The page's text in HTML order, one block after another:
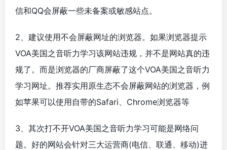
信和QQ会屏蔽一些未备案或敏感站点。
2、建议使用不会屏蔽网址的浏览器。如果浏览器提示
VOA美国之音听力学习该网站违规，并不是网站真的违
规了。而是浏览器的厂商屏蔽了这个VOA美国之音听力
学习网址。推荐实用原生态不会屏蔽网站的浏览器，例
如苹果可以使用自带的Safari、Chrome浏览器等
3、其次打不开VOA美国之音听力学习可能是网络问
题。好的网站会针对三大运营商(电信、联通、移动)进